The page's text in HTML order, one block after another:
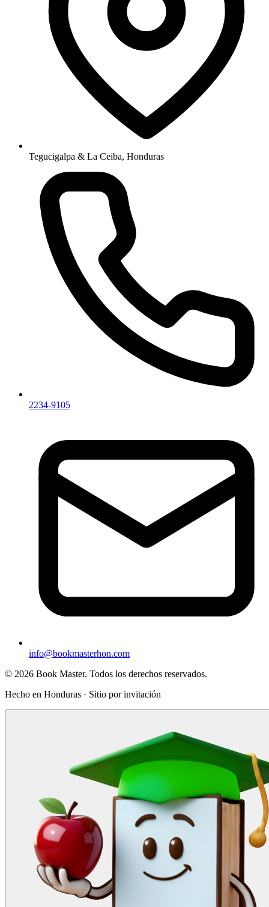
Tegucigalpa & La Ceiba, Honduras
2234-9105
info@bookmasterhon.com
© 2026 Book Master. Todos los derechos reservados.
Hecho en Honduras · Sitio por invitación